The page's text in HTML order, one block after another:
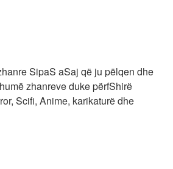
SipaS aSaj që ju pëlqen dhe
zhanreve duke përfShirë
Scifi, Anime, karikaturë dhe